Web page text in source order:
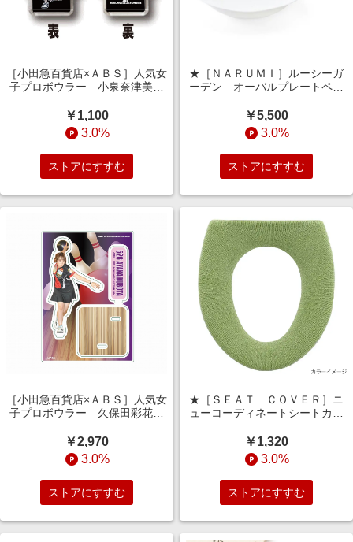
［小田急百貨店×ＡＢＳ］人気女
子プロボウラー 小泉奈津美
￥1,100
3.0%
ストアにすすむ
★［ＮＡＲＵＭＩ］ルーシーガ
ーデン オーバルプレートペア
￥5,500
3.0%
ストアにすすむ
［小田急百貨店×ＡＢＳ］人気女
子プロボウラー 久保田彩花
￥2,970
3.0%
ストアにすすむ
★［ＳＥＡＴ ＣＯＶＥＲ］ニ
ューコーディネートシートカバ
￥1,320
3.0%
ストアにすすむ